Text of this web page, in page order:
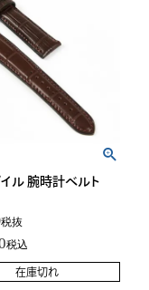
ル 腕時計ベルト
税抜
税込
在庫切れ